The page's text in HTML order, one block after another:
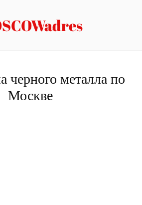
черного металла по
Москве